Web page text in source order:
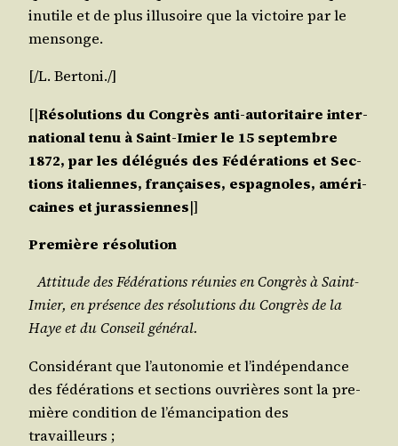
inutile et de plus illu­soire que la vic­toire par le
mensonge.
[/​L. Bertoni./]
[|Réso­lu­tions du Congrès anti-auto­ri­taire inter­
na­tio­nal tenu à Saint-Imier le 15 sep­tembre
1872, par les délé­gués des Fédé­ra­tions et Sec­
tions ita­liennes, fran­çaises, espa­gnoles, amé­ri­
caines et juras­siennes|]
Pre­mière résolution
Atti­tude des Fédé­ra­tions réunies en Congrès à Saint-
Imier, en pré­sence des réso­lu­tions du Congrès de la
Haye et du Conseil général.
Consi­dé­rant que l’autonomie et l’indépendance
des fédé­ra­tions et sec­tions ouvrières sont la pre­
mière condi­tion de l’émancipation des
travailleurs ;